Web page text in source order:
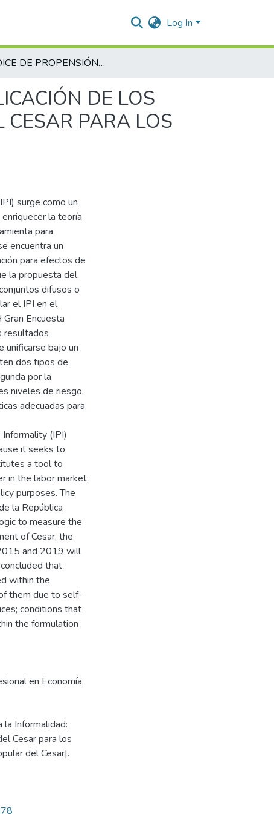
Log In
ÍNDICE DE PROPENSIÓN A LA INFORMALIDAD: APLICACIÓN DE LOS CONJUNTOS DIFUSOS AL MERCADO LABORAL DEL CESAR PARA LOS AÑOS 2015 Y 2019
DE LOS
PARA LOS
surge como un
la teoría
para
encuentra un
para efectos de
la propuesta del
difusos o
el IPI en el
Encuesta
resultados
unificarse bajo un
dos tipos de
por la
niveles de riesgo,
adecuadas para
(IPI)
it seeks to
a tool to
in the labor market;
purposes. The
la República
to measure the
of Cesar, the
and 2019 will
that
within the
them due to self-
conditions that
the formulation
en Economía
la Informalidad:
Cesar para los
del Cesar].